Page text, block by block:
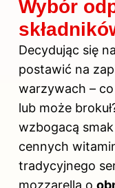
Wybór
Decydując się
postawić na
warzywach –
lub może
wzbogacą
cennych
tradycyjnego
mozzarella o